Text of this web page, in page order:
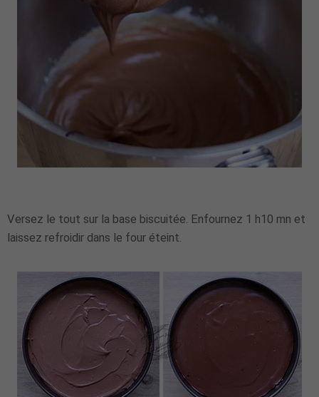
Versez le tout sur la base biscuitée. Enfournez 1 h10 mn et
laissez refroidir dans le four éteint.